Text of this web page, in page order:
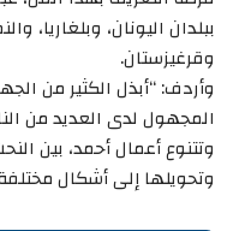
ببلدان اليونان، وبلغاريا،
وقرغيزستان.
وأردف: “أبذل الكثير من
المجهول لدى العديد من
وتتنوع أعمال أحمد، بين
وتحويلها إلى أشكال